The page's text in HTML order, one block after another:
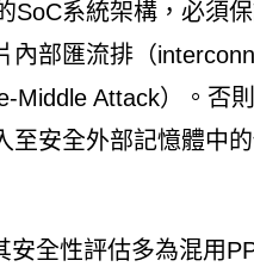
SoC系統架構，必須
部匯流排（
Middle Attack）。否
至安全外部記憶體中
全性評估多為混用